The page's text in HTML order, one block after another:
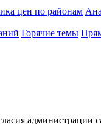
цен по районам
Горячие темы